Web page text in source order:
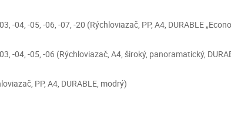
-04, -05, -06, -07, -20 (Rýchloviazač, PP, A4, DURABLE
-04, -05, -06 (Rýchloviazač, A4, široký, panoramatický,
PP, A4, DURABLE, modrý)